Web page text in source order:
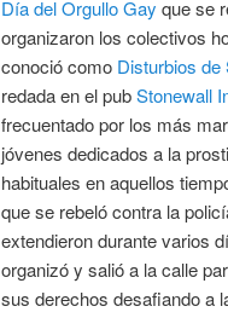
Día del Orgullo Gay que se
organizaron los colectivos
conoció como Disturbios de
redada en el pubStonewall
frecuentado por los más
jóvenes dedicados a la
habituales en aquellos
que se rebeló contra la
extendieron durante varios
organizó y salió a la calle
sus derechos desafiando a